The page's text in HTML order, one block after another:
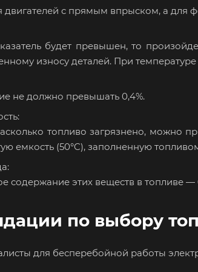
двигателей с прямым впрыском, а для
будет превышен, то
износу деталей. При
не должно превышать 0,4%.
топливо загрязнено, можно
емкость (50°C), заполненную
содержание этих веществ в топливе —
по выбору
для бесперебойной работы